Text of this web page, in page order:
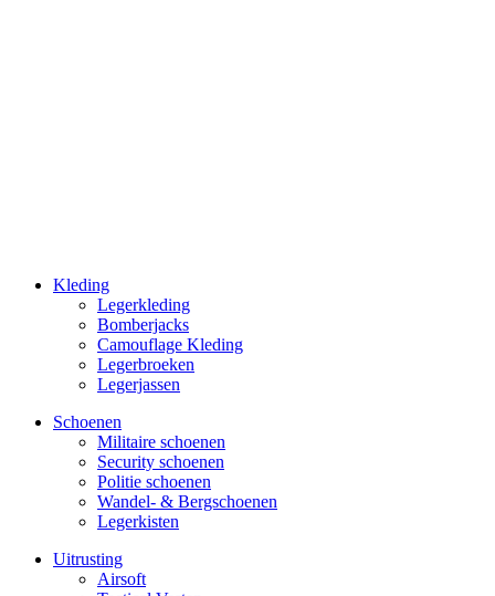
Kleding
Legerkleding
Bomberjacks
Camouflage Kleding
Legerbroeken
Legerjassen
Schoenen
Militaire schoe­nen
Security schoenen
Politie schoenen
Wandel- & Berg­­schoenen
Legerkisten
Uitrusting
Airsoft